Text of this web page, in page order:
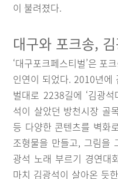
이 불려졌다.
대구와 포크송,
‘대구포크페스티벌’은 포
인연이 되었다. 2010년에
벌대로 2238길에 ‘김광
석이 살았던 방천시장 골
등 다양한 콘텐츠를 벽화
조형물을 만들고, 그림을
광석 노래 부르기 경연대
마치 김광석이 살아온 듯